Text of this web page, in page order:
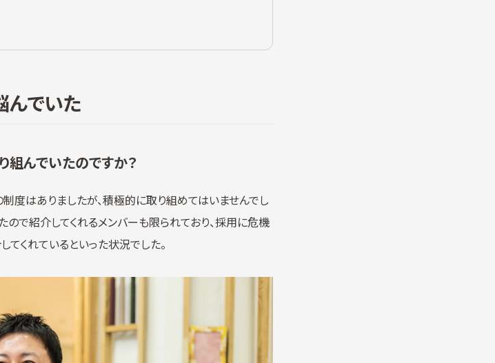
んでいた
組んでいたのですか？
度はありましたが、積極的に取り組めてはいませんでし
ので紹介してくれるメンバーも限られており、採用に危機
くれているといった状況でした。